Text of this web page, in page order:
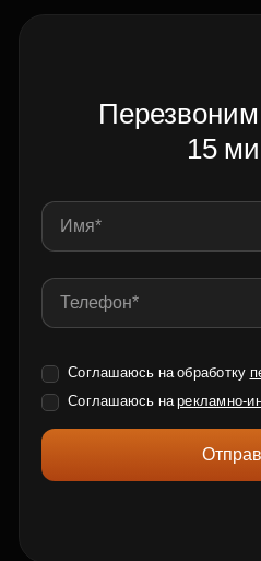
15
Соглашаюсь на обработку
Соглашаюсь нарекламно-